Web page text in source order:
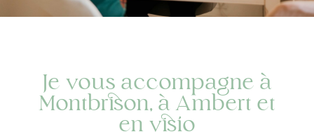
Je vous accompagne à
Montbrison, à Ambert et
en visio